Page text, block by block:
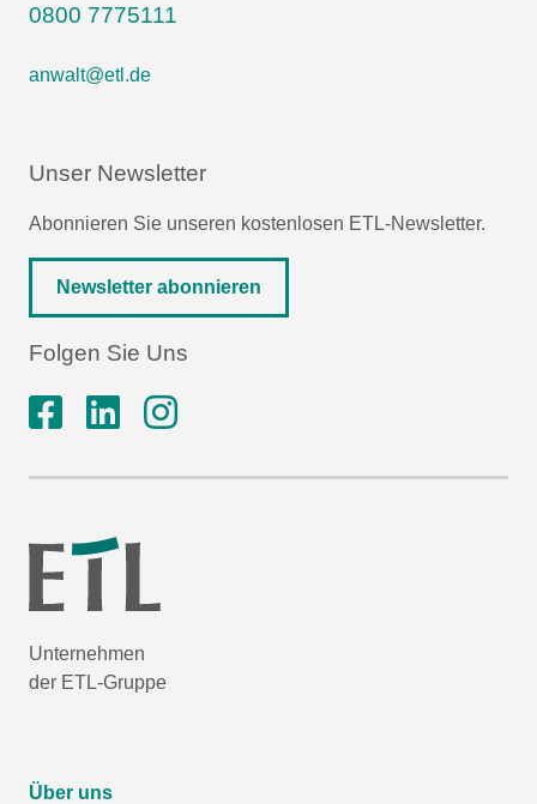
0800 7775111
anwalt@etl.de
Unser Newsletter
Abonnieren Sie unseren kostenlosen ETL-Newsletter.
Newsletter abonnieren
Folgen Sie Uns
Unternehmen
der ETL-Gruppe
Über uns